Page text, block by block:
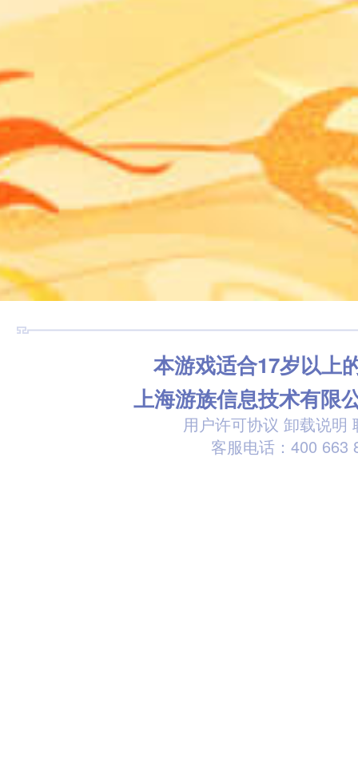
本游戏适合17岁以上
上海游族信息技术有限
用户许可协议 卸载说明
客服电话：400 663